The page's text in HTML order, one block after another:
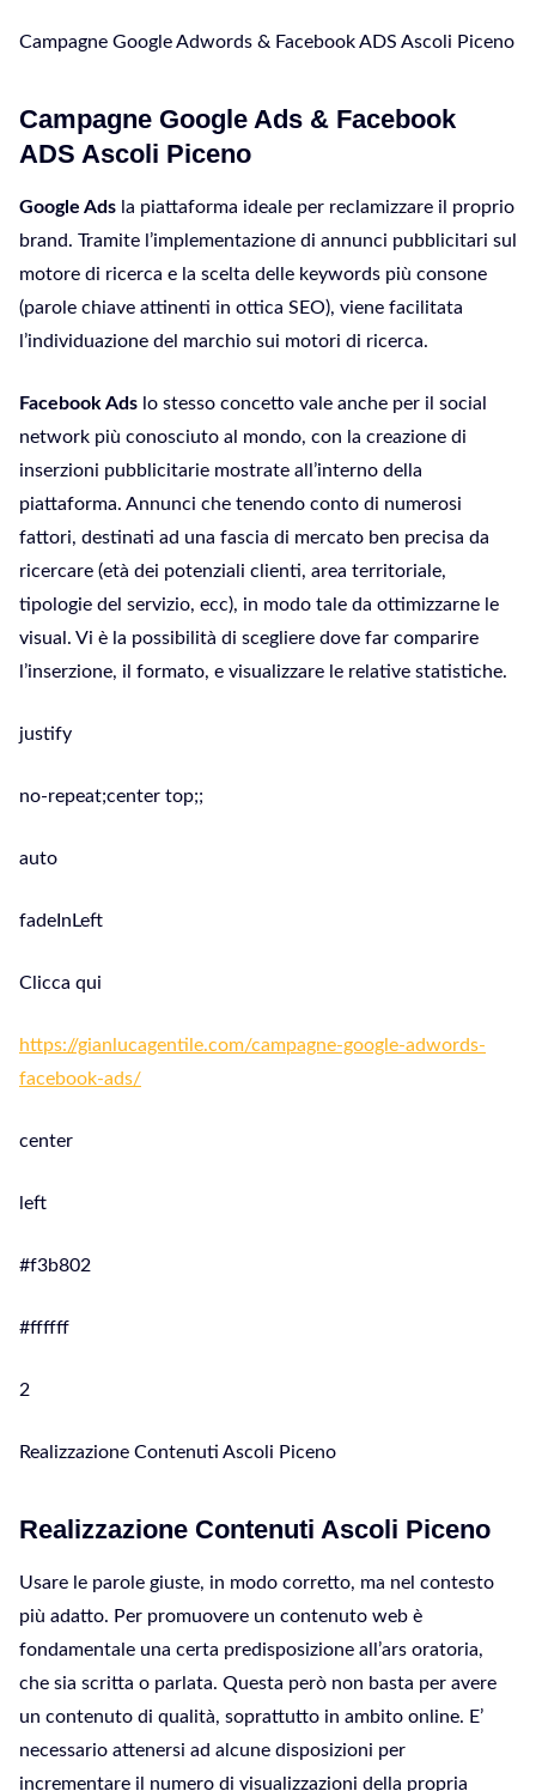
Campagne Google Adwords & Facebook ADS Ascoli Piceno
Campagne Google Ads & Facebook
ADS Ascoli Piceno
Google Ads la piattaforma ideale per reclamizzare il proprio
brand. Tramite l’implementazione di annunci pubblicitari sul
motore di ricerca e la scelta delle keywords più consone
(parole chiave attinenti in ottica SEO), viene facilitata
l’individuazione del marchio sui motori di ricerca.
Facebook Ads lo stesso concetto vale anche per il social
network più conosciuto al mondo, con la creazione di
inserzioni pubblicitarie mostrate all’interno della
piattaforma. Annunci che tenendo conto di numerosi
fattori, destinati ad una fascia di mercato ben precisa da
ricercare (età dei potenziali clienti, area territoriale,
tipologie del servizio, ecc), in modo tale da ottimizzarne le
visual. Vi è la possibilità di scegliere dove far comparire
l’inserzione, il formato, e visualizzare le relative statistiche.
justify
no-repeat;center top;;
auto
fadeInLeft
Clicca qui
https://gianlucagentile.com/campagne-google-adwords-
facebook-ads/
center
left
#f3b802
#ffffff
2
Realizzazione Contenuti Ascoli Piceno
Realizzazione Contenuti Ascoli Piceno
Usare le parole giuste, in modo corretto, ma nel contesto
più adatto. Per promuovere un contenuto web è
fondamentale una certa predisposizione all’ars oratoria,
che sia scritta o parlata. Questa però non basta per avere
un contenuto di qualità, soprattutto in ambito online. E’
necessario attenersi ad alcune disposizioni per
incrementare il numero di visualizzazioni della propria